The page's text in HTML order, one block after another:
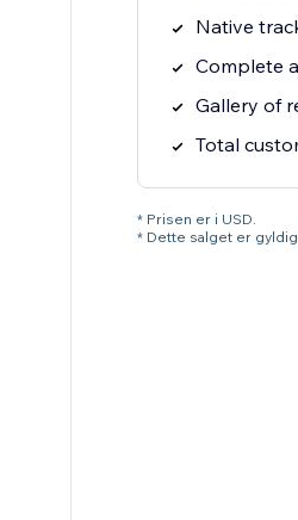
Native
Complete
Gallery of
Total
* Prisen er i USD.
* Dette salget er